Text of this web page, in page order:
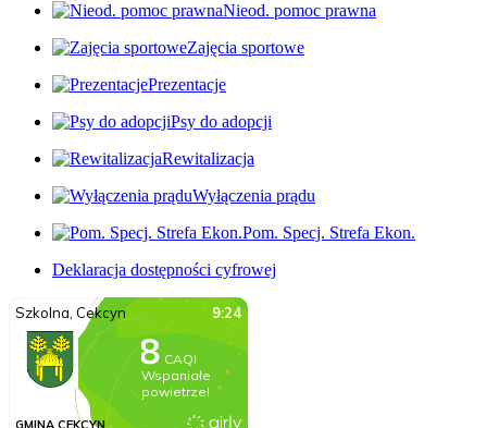
Nieod. pomoc prawna
Zajęcia sportowe
Prezentacje
Psy do adopcji
Rewitalizacja
Wyłączenia prądu
Pom. Specj. Strefa Ekon.
Deklaracja dostępności cyfrowej